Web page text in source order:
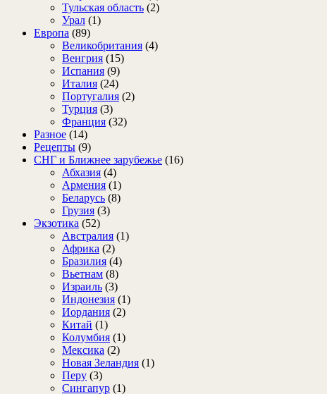
Тульская область (2)
Урал (1)
Европа (89)
Великобритания (4)
Венгрия (15)
Испания (9)
Италия (24)
Португалия (2)
Турция (3)
Франция (32)
Разное (14)
Рецепты (9)
СНГ и Ближнее зарубежье (16)
Абхазия (4)
Армения (1)
Беларусь (8)
Грузия (3)
Экзотика (52)
Австралия (1)
Африка (2)
Бразилия (4)
Вьетнам (8)
Израиль (3)
Индонезия (1)
Иордания (2)
Китай (1)
Колумбия (1)
Мексика (2)
Новая Зеландия (1)
Перу (3)
Сингапур (1)